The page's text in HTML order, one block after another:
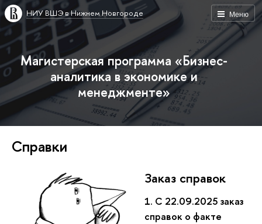
Меню
НИУ ВШЭ в Нижнем Новгороде
Магистерская программа «Бизнес-
аналитика в экономике и
менеджменте»
Справки
Заказ справок
1. С 22.09.2025 заказ
справок о факте